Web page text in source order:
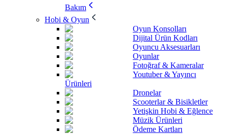
Bakım
Hobi & Oyun
Oyun Konsolları
Dijital Ürün Kodları
Oyuncu Aksesuarları
Oyunlar
Fotoğraf & Kameralar
Youtuber & Yayıncı
Ürünleri
Dronelar
Scooterlar & Bisikletler
Yetişkin Hobi & Eğlence
Müzik Ürünleri
Ödeme Kartları